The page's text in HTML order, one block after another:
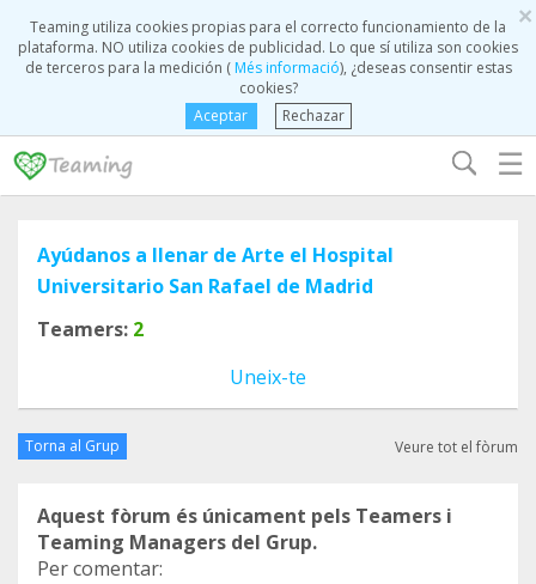
×
Teaming utiliza cookies propias para el correcto funcionamiento de la
plataforma. NO utiliza cookies de publicidad. Lo que sí utiliza son cookies
de terceros para la medición (Més informació), ¿deseas consentir estas
cookies?
Aceptar
Rechazar
☰
Ayúdanos a llenar de Arte el Hospital
Universitario San Rafael de Madrid
Teamers: 2
Uneix-te
Torna al Grup Veure tot el fòrum
Aquest fòrum és únicament pels Teamers i
Teaming Managers del Grup.
Per comentar: